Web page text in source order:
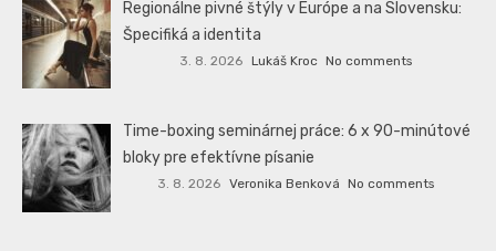
Regionálne pivné štýly v Európe a na Slovensku:
Špecifiká a identita
3. 8. 2026 Lukáš Kroc No comments
Time-boxing seminárnej práce: 6 x 90-minútové
bloky pre efektívne písanie
3. 8. 2026 Veronika Benková No comments